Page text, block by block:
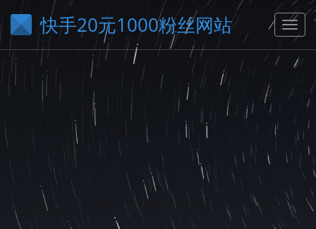
快手20元1000粉丝网站